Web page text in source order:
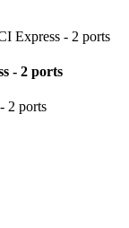
- 2 ports
2 ports